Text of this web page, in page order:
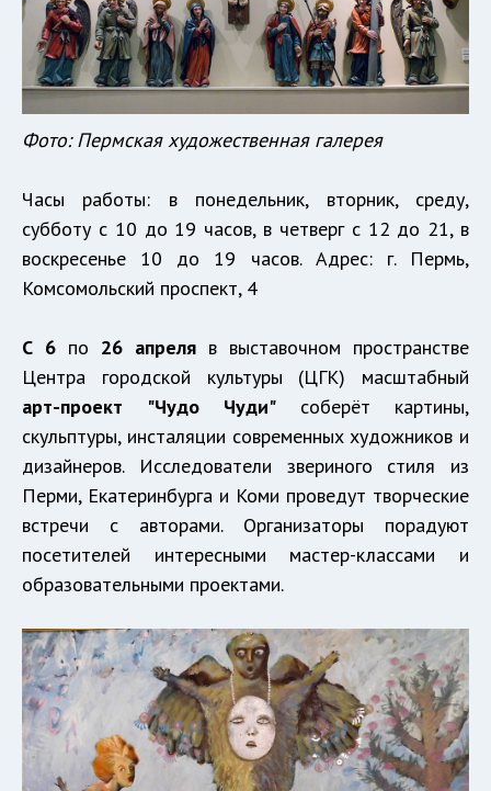
Фото: Пермская художественная галерея
Часы работы: в понедельник, вторник, среду,
субботу с 10 до 19 часов, в четверг с 12 до 21, в
воскресенье 10 до 19 часов. Адрес: г. Пермь,
Комсомольский проспект, 4
С 6 по 26 апреля в выставочном пространстве
Центра городской культуры (ЦГК) масштабный
арт-проект
"Чудо Чуди" соберёт картины,
скульптуры, инсталяции современных художников и
дизайнеров. Исследователи звериного стиля из
Перми, Екатеринбурга и Коми проведут творческие
встречи с авторами. Организаторы порадуют
посетителей интересными мастер-классами и
образовательными проектами.